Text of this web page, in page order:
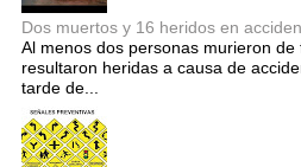
Dos muertos y 16 heridos en
Al menos dos personas murieron
resultaron heridas a causa de
tarde de...